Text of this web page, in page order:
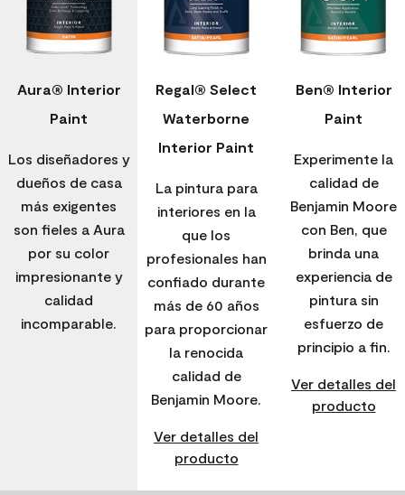
Aura® Interior
Paint
Los diseñadores y
dueños de casa
más exigentes
son fieles a Aura
por su color
impresionante y
calidad
incomparable.
Regal® Select
Waterborne
Interior Paint
La pintura para
interiores en la
que los
profesionales han
confiado durante
más de 60 años
para proporcionar
la renocida
calidad de
Benjamin Moore.
Ver detalles del
producto
Ben® Interior
Paint
Experimente la
calidad de
Benjamin Moore
con Ben, que
brinda una
experiencia de
pintura sin
esfuerzo de
principio a fin.
Ver detalles del
producto